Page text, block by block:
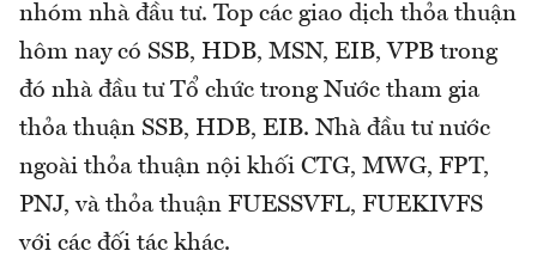
nhóm nhà đầu tư. Top các giao dịch thỏa thuận
hôm nay có SSB, HDB, MSN, EIB, VPB trong
đó nhà đầu tư Tổ chức trong Nước tham gia
thỏa thuận SSB, HDB, EIB. Nhà đầu tư nước
ngoài thỏa thuận nội khối CTG, MWG, FPT,
PNJ, và thỏa thuận FUESSVFL, FUEKIVFS
với các đối tác khác.